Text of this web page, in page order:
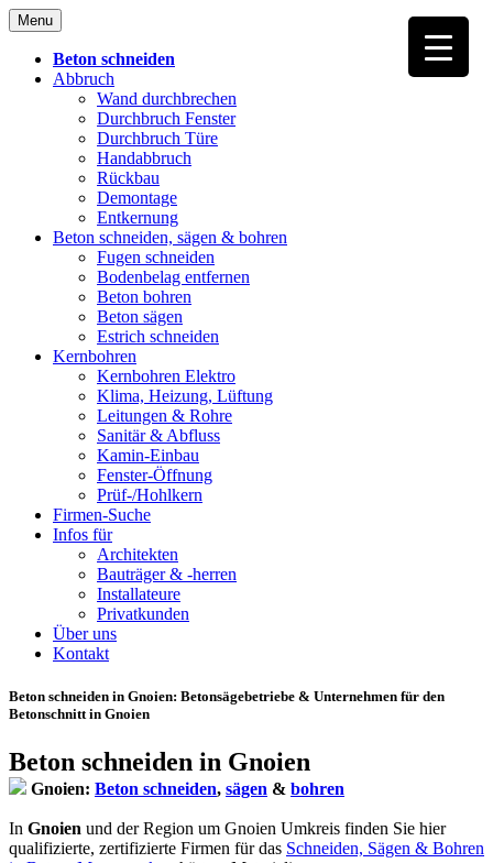
Skip
to
content
Menu
Beton schneiden
Abbruch
Wand durchbrechen
Durchbruch Fenster
Durchbruch Türe
Handabbruch
Rückbau
Demontage
Entkernung
Beton schneiden, sägen & bohren
Fugen schneiden
Bodenbelag entfernen
Beton bohren
Beton sägen
Estrich schneiden
Kernbohren
Kernbohren Elektro
Klima, Heizung, Lüftung
Leitungen & Rohre
Sanitär & Abfluss
Kamin-Einbau
Fenster-Öffnung
Prüf-/Hohlkern
Firmen-Suche
Infos für
Architekten
Bauträger & -herren
Installateure
Privatkunden
Über uns
Kontakt
Beton schneiden in Gnoien: Betonsägebetriebe & Unternehmen für den
Betonschnitt in Gnoien
Beton schneiden in Gnoien
Gnoien: Beton schneiden, sägen & bohren
In Gnoien und der Region um Gnoien Umkreis finden Sie hier
qualifizierte, zertifizierte Firmen für das Schneiden, Sägen & Bohren